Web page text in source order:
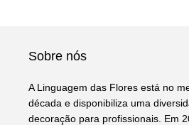
Sobre nós
A Linguagem das Flores está no
década e disponibiliza uma
decoração para profissionais. Em